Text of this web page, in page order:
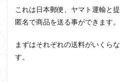
これは日本郵便、ヤマト運輸と
匿名で商品を送る事ができます。
まずはそれぞれの送料がいくら
す。